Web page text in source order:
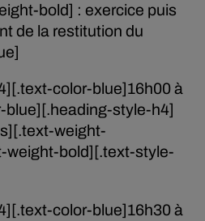
bold] : exercice puis
de la restitution du
color-blue]16h00 à
blue][.heading-style-h4]
weight-
weight-bold][.text-style-
color-blue]16h30 à